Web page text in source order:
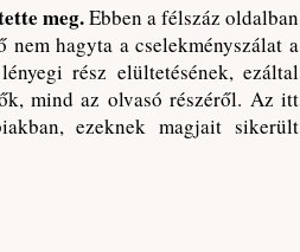
meg.Ebben a félszáz oldalban
hagyta a cselekményszálat a
rész elültetésének, ezáltal
mind az olvasó részéről. Az itt
ezeknek magjait sikerült